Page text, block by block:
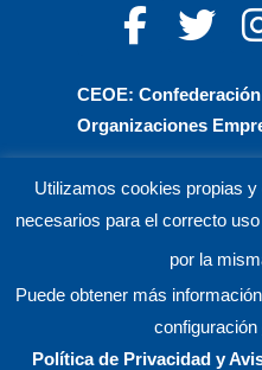
CEOE:
Organizaciones
y Mediana Empresa
CEA: Confederación
© CECO Confederación
Utilizamos cookies propias
necesarios para el correcto
por la
Puede obtener más
configuración
Política de Privacidady